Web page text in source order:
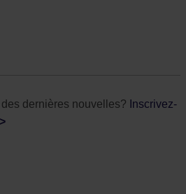
dernières nouvelles? Inscrivez-
>